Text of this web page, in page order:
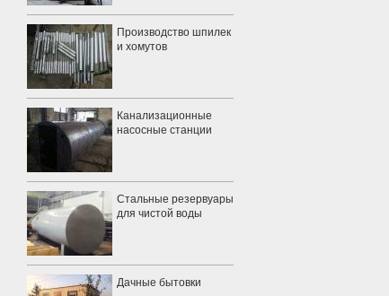
Производство шпилек
и хомутов
Канализационные
насосные станции
Стальные резервуары
для чистой воды
Дачные бытовки